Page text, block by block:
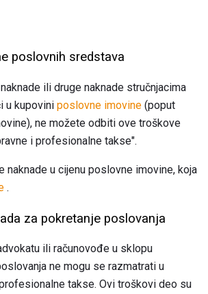
poslovnih sredstava
ili druge naknade stručnjacima
u kupovini poslovne imovine (poput
ne možete odbiti ove troškove
i profesionalne takse".
naknade u cijenu poslovne imovine, koja
.
za pokretanje poslovanja
ili računovođe u sklopu
ne mogu se razmatrati u
takse. Ovi troškovi deo su